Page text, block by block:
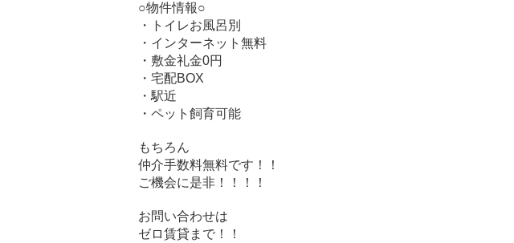
○物件情報○
・トイレお風呂別
・インターネット無料
・敷金礼金0円
・宅配BOX
・駅近
・ペット飼育可能
もちろん
仲介手数料無料です！！
ご機会に是非！！！！
お問い合わせは
ゼロ賃貸まで！！